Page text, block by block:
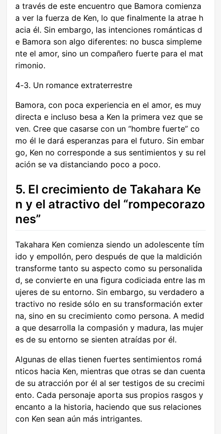
a través de este encuentro que Bamora comienza
a ver la fuerza de Ken, lo que finalmente la atrae h
acia él. Sin embargo, las intenciones románticas d
e Bamora son algo diferentes: no busca simpleme
nte el amor, sino un compañero fuerte para el mat
rimonio.
4-3. Un romance extraterrestre
Bamora, con poca experiencia en el amor, es muy
directa e incluso besa a Ken la primera vez que se
ven. Cree que casarse con un “hombre fuerte” co
mo él le dará esperanzas para el futuro. Sin embar
go, Ken no corresponde a sus sentimientos y su rel
ación se va distanciando poco a poco.
5. El crecimiento de Takahara Ke
n y el atractivo del “rompecorazo
nes”
Takahara Ken comienza siendo un adolescente tím
ido y empollón, pero después de que la maldición
transforme tanto su aspecto como su personalida
d, se convierte en una figura codiciada entre las m
ujeres de su entorno. Sin embargo, su verdadero a
tractivo no reside sólo en su transformación exter
na, sino en su crecimiento como persona. A medid
a que desarrolla la compasión y madura, las mujer
es de su entorno se sienten atraídas por él.
Algunas de ellas tienen fuertes sentimientos romá
nticos hacia Ken, mientras que otras se dan cuenta
de su atracción por él al ser testigos de su crecimi
ento. Cada personaje aporta sus propios rasgos y
encanto a la historia, haciendo que sus relaciones
con Ken sean aún más intrigantes.